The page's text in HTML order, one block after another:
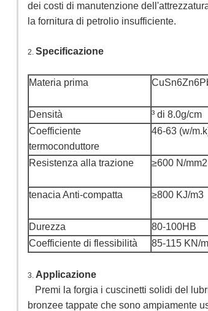
dei costi di manutenzione
la fornitura di petrolio insufficiente.
2. Specificazione
Materia prima
Densità ³ di 8.0g/cm
Coefficiente
termoconduttore
46-63 (w/
Resistenza alla trazione ≥600 N/mm2
tenacia Anti-compatta ≥800 KJ/m3
Durezza 80-100HB
Coefficiente di flessibilità
85-115 KN/
3. Applicazione
Premi la forgia i cuscinetti solidi del
bronzee tappate che sono ampiamente